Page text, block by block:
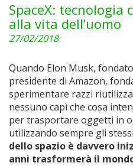
SpaceX: tecnologia
alla vita dell’uomo
27/02/2018
Quando Elon Musk,
presidente di Amazon,
sperimentare razzi
nessuno capì che cosa
per trasportare oggetti in
utilizzando sempre gli
dello spazio è davvero
anni trasformerà il